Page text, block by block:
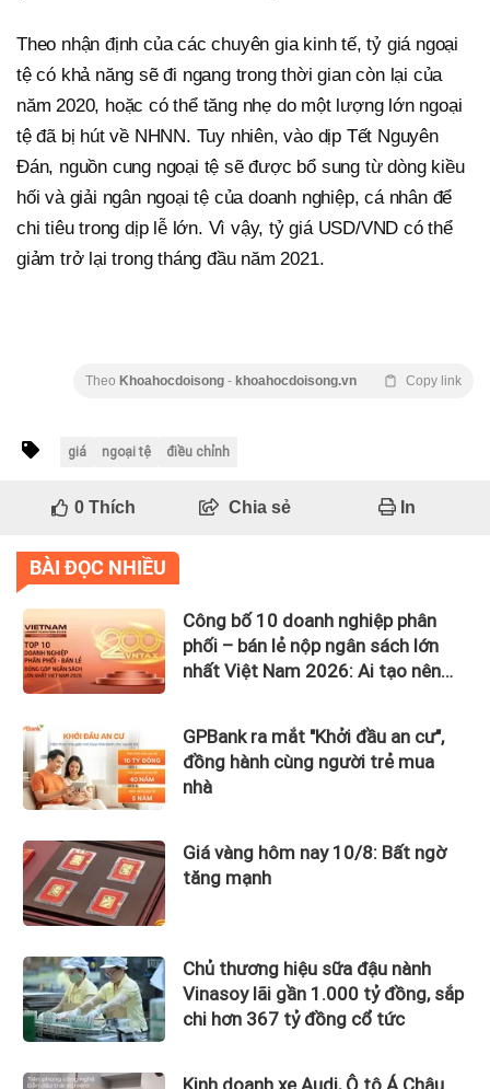
Theo nhận định của các chuyên gia kinh tế, tỷ giá ngoại
tệ có khả năng sẽ đi ngang trong thời gian còn lại của
năm 2020, hoặc có thể tăng nhẹ do một lượng lớn ngoại
tệ đã bị hút về NHNN. Tuy nhiên, vào dịp Tết Nguyên
Đán, nguồn cung ngoại tệ sẽ được bổ sung từ dòng kiều
hối và giải ngân ngoại tệ của doanh nghiệp, cá nhân để
chi tiêu trong dịp lễ lớn. Vì vậy, tỷ giá USD/VND có thể
giảm trở lại trong tháng đầu năm 2021.
Theo Khoahocdoisong - khoahocdoisong.vn Copy link
giá ngoại tệ điều chỉnh
0Thích Chia sẻ In
BÀI ĐỌC NHIỀU
Công bố 10 doanh nghiệp phân
phối – bán lẻ nộp ngân sách lớn
nhất Việt Nam 2026: Ai tạo nên
GPBank ra mắt "Khởi đầu an cư",
đồng hành cùng người trẻ mua
nhà
Giá vàng hôm nay 10/8: Bất ngờ
tăng mạnh
Chủ thương hiệu sữa đậu nành
Vinasoy lãi gần 1.000 tỷ đồng, sắp
chi hơn 367 tỷ đồng cổ tức